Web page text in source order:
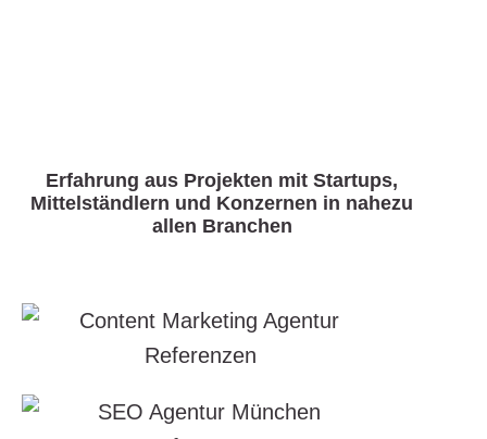
Erfahrung aus Projekten mit Startups,
Mittelständlern und Konzernen in nahezu
allen Branchen